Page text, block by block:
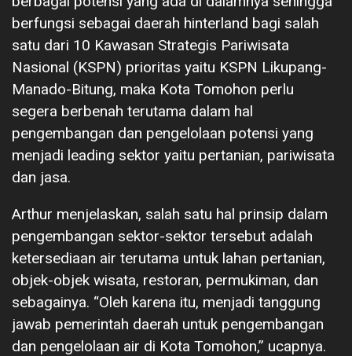
berfungsi sebagai daerah hinterland bagi salah
satu dari 10 Kawasan Strategis Pariwisata
Nasional (KSPN) prioritas yaitu KSPN Likupang-
Manado-Bitung, maka Kota Tomohon perlu
segera berbenah terutama dalam hal
pengembangan dan pengelolaan potensi yang
menjadi leading sektor yaitu pertanian, pariwisata
dan jasa.
Arthur menjelaskan, salah satu hal prinsip dalam
pengembangan sektor-sektor tersebut adalah
ketersediaan air terutama untuk lahan pertanian,
objek-objek wisata, restoran, permukiman, dan
sebagainya. “Oleh karena itu, menjadi tanggung
jawab pemerintah daerah untuk pengembangan
dan pengelolaan air di Kota Tomohon,” ucapnya.